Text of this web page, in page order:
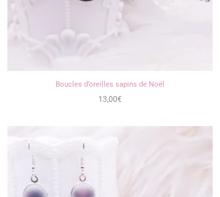
Boucles d’oreilles sapins de Noël
13,00€